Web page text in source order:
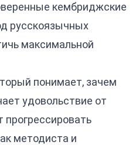
кембриджские
русскоязычных
максимальной
понимает, зачем
удовольствие от
прогрессировать
методиста и